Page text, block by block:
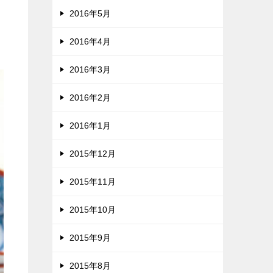
2016年5月
2016年4月
2016年3月
2016年2月
2016年1月
2015年12月
2015年11月
2015年10月
2015年9月
2015年8月